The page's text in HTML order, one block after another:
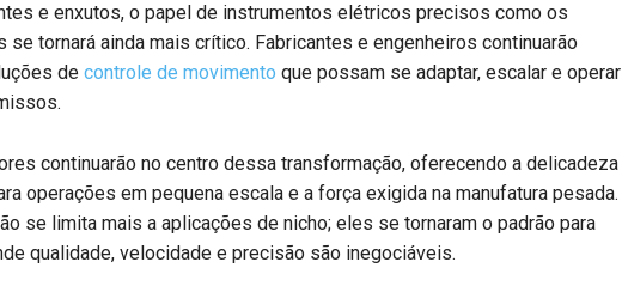
e enxutos, o papel de instrumentos elétricos precisos como os
se tornará ainda mais crítico. Fabricantes e engenheiros continuarão
de controle de movimento que possam se adaptar, escalar e operar
continuarão no centro dessa transformação, oferecendo a delicadeza
operações em pequena escala e a força exigida na manufatura pesada.
se limita mais a aplicações de nicho; eles se tornaram o padrão para
qualidade, velocidade e precisão são inegociáveis.